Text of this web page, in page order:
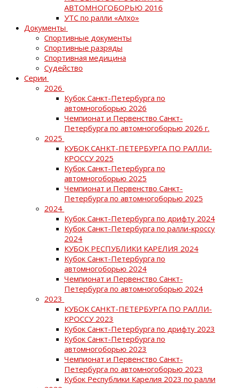
АВТОМНОГОБОРЬЮ 2016
УТС по ралли «Алхо»
Документы
Спортивные документы
Спортивные разряды
Спортивная медицина
Судейство
Серии
2026
Кубок Санкт-Петербурга по
автомногоборью 2026
Чемпионат и Первенство Санкт-
Петербурга по автомногоборью 2026 г.
2025
КУБОК САНКТ-ПЕТЕРБУРГА ПО РАЛЛИ-
КРОССУ 2025
Кубок Санкт-Петербурга по
автомногоборью 2025
Чемпионат и Первенство Санкт-
Петербурга по автомногоборью 2025
2024
Кубок Санкт-Петербурга по дрифту 2024
Кубок Санкт-Петербурга по ралли-кроссу
2024
КУБОК РЕСПУБЛИКИ КАРЕЛИЯ 2024
Кубок Санкт-Петербурга по
автомногоборью 2024
Чемпионат и Первенство Санкт-
Петербурга по автомногоборью 2024
2023
КУБОК САНКТ-ПЕТЕРБУРГА ПО РАЛЛИ-
КРОССУ 2023
Кубок Санкт-Петербурга по дрифту 2023
Кубок Санкт-Петербурга по
автомногоборью 2023
Чемпионат и Первенство Санкт-
Петербурга по автомногоборью 2023
Кубок Республики Карелия 2023 по ралли